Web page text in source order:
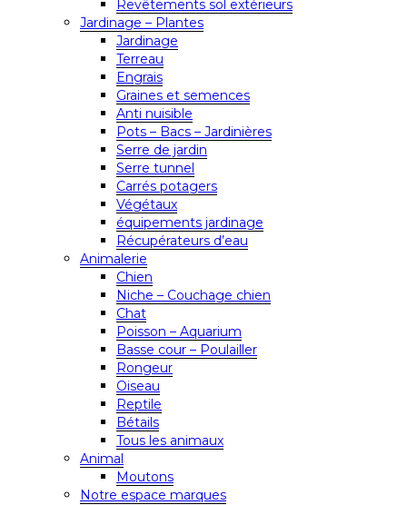
Revêtements sol extérieurs
Jardinage – Plantes
Jardinage
Terreau
Engrais
Graines et semences
Anti nuisible
Pots – Bacs – Jardinières
Serre de jardin
Serre tunnel
Carrés potagers
Végétaux
équipements jardinage
Récupérateurs d’eau
Animalerie
Chien
Niche – Couchage chien
Chat
Poisson – Aquarium
Basse cour – Poulailler
Rongeur
Oiseau
Reptile
Bétails
Tous les animaux
Animal
Moutons
Notre espace marques